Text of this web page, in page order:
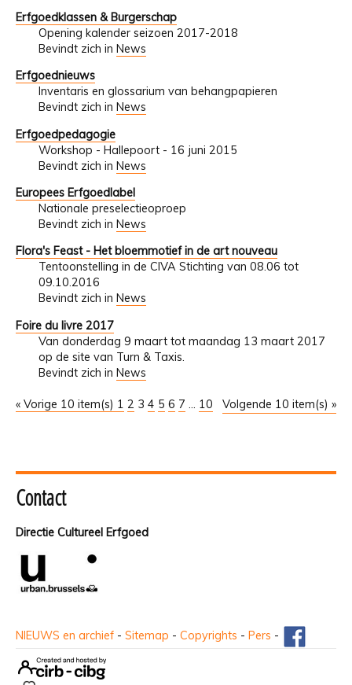
Erfgoedklassen & Burgerschap
Opening kalender seizoen 2017-2018
Bevindt zich in News
Erfgoednieuws
Inventaris en glossarium van behangpapieren
Bevindt zich in News
Erfgoedpedagogie
Workshop - Hallepoort - 16 juni 2015
Bevindt zich in News
Europees Erfgoedlabel
Nationale preselectieoproep
Bevindt zich in News
Flora's Feast - Het bloemmotief in de art nouveau
Tentoonstelling in de CIVA Stichting van 08.06 tot
09.10.2016
Bevindt zich in News
Foire du livre 2017
Van donderdag 9 maart tot maandag 13 maart 2017
op de site van Turn & Taxis.
Bevindt zich in News
« Vorige 10 item(s) Volgende 10 item(s) »
1 2 3 4 5 6 7 ... 10
Contact
Directie Cultureel Erfgoed
NIEUWS en archief - Sitemap - Copyrights - Pers -